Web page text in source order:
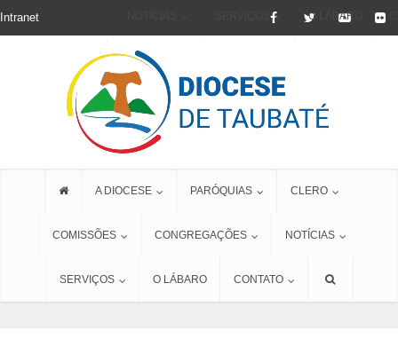
O LÁBARO
Intranet
A DIOCESE PARÓQUIAS CLERO
COMISSÕES CONGREGAÇÕES NOTÍCIAS
SERVIÇOS O LÁBARO CONTATO